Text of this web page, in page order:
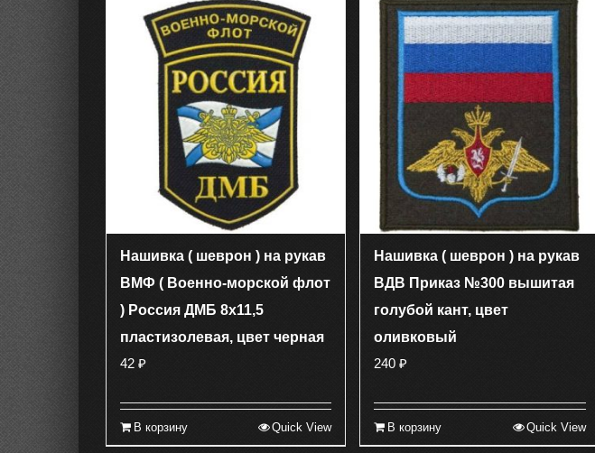
Нашивка ( шеврон ) на рукав
ВМФ ( Военно-морской флот
) Россия ДМБ 8х11,5
пластизолевая, цвет черная
42 ₽
В корзину Quick View
Нашивка ( шеврон ) на рукав
ВДВ Приказ №300 вышитая
голубой кант, цвет
оливковый
240₽
В корзину Quick View